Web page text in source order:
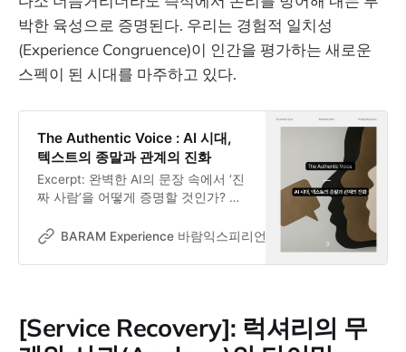
박한 육성으로 증명된다. 우리는 경험적 일치성
(Experience Congruence)이 인간을 평가하는 새로운
스펙이 된 시대를 마주하고 있다.
The Authentic Voice : AI 시대,
텍스트의 종말과 관계의 진화
Excerpt: 완벽한 AI의 문장 속에서 ‘진
짜 사람’을 어떻게 증명할 것인가? 텍
상과 새로운 관계의 룰을 해독합니다.
BARAM Experience 바람익스피리언스 Dr. Jooseok Oh
[Service Recovery]: 럭셔리의 무